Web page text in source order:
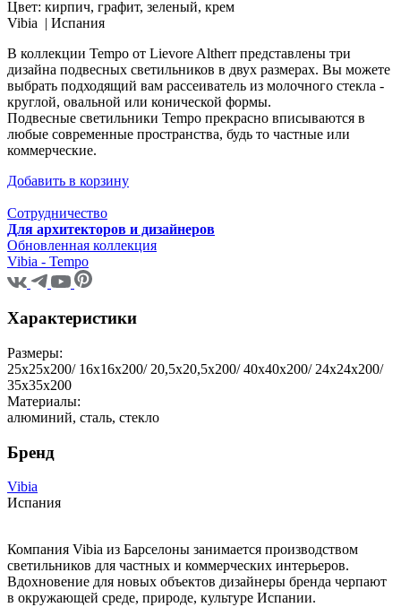
Цвет: кирпич, графит, зеленый, крем
Vibia | Испания
В коллекции Tempo от Lievore Altherr представлены три
дизайна подвесных светильников в двух размерах. Вы можете
выбрать подходящий вам рассеиватель из молочного стекла -
круглой, овальной или конической формы.
Подвесные светильники Tempo прекрасно вписываются в
любые современные пространства, будь то частные или
коммерческие.
Добавить в корзину
Сотрудничество
Для архитекторов и дизайнеров
Обновленная коллекция
Vibia - Tempo
Характеристики
Размеры:
25x25x200/ 16x16x200/ 20,5x20,5x200/ 40x40x200/ 24x24x200/
35x35x200
Материалы:
алюминий, сталь, стекло
Бренд
Vibia
Испания
Компания Vibia из Барселоны занимается производством
светильников для частных и коммерческих интерьеров.
Вдохновение для новых объектов дизайнеры бренда черпают
в окружающей среде, природе, культуре Испании.